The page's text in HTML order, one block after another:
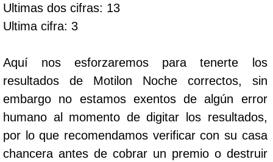
Ultimas dos cifras: 13
Ultima cifra: 3
Aquí nos esforzaremos para tenerte los
resultados de Motilon Noche correctos, sin
embargo no estamos exentos de algún error
humano al momento de digitar los resultados,
por lo que recomendamos verificar con su casa
chancera antes de cobrar un premio o destruir